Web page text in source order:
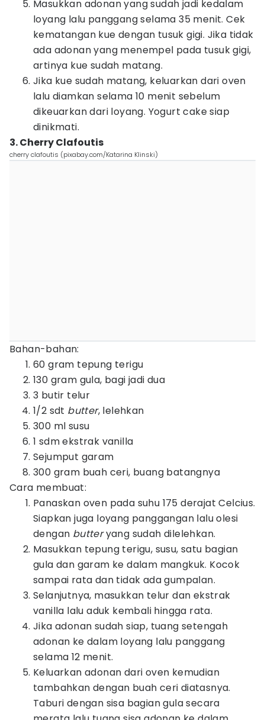
Masukkan adonan yang sudah jadi kedalam
loyang lalu panggang selama 35 menit. Cek
kematangan kue dengan tusuk gigi. Jika tidak
ada adonan yang menempel pada tusuk gigi,
artinya kue sudah matang.
Jika kue sudah matang, keluarkan dari oven
lalu diamkan selama 10 menit sebelum
dikeuarkan dari loyang. Yogurt cake siap
dinikmati.
3. Cherry Clafoutis
cherry clafoutis (pixabay.com/Katarina Klinski)
Bahan-bahan:
60 gram tepung terigu
130 gram gula, bagi jadi dua
3 butir telur
1/2 sdt butter, lelehkan
300 ml susu
1 sdm ekstrak vanilla
Sejumput garam
300 gram buah ceri, buang batangnya
Cara membuat:
Panaskan oven pada suhu 175 derajat Celcius.
Siapkan juga loyang panggangan lalu olesi
dengan butteryang sudah dilelehkan.
Masukkan tepung terigu, susu, satu bagian
gula dan garam ke dalam mangkuk. Kocok
sampai rata dan tidak ada gumpalan.
Selanjutnya, masukkan telur dan ekstrak
vanilla lalu aduk kembali hingga rata.
Jika adonan sudah siap, tuang setengah
adonan ke dalam loyang lalu panggang
selama 12 menit.
Keluarkan adonan dari oven kemudian
tambahkan dengan buah ceri diatasnya.
Taburi dengan sisa bagian gula secara